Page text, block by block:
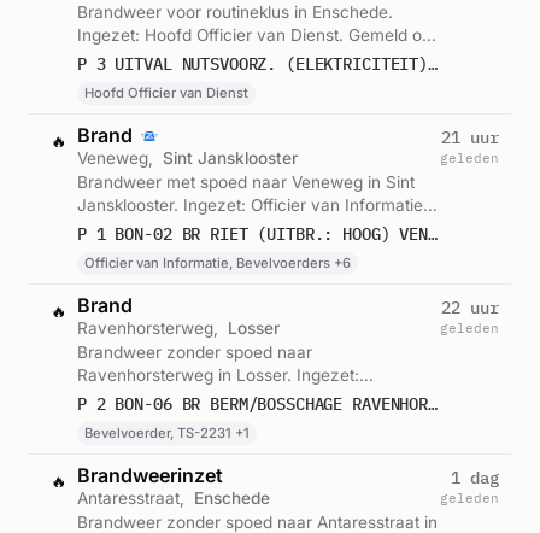
Brandweer voor routineklus in Enschede.
Ingezet: Hoofd Officier van Dienst. Gemeld om
00:02.
P 3 UITVAL NUTSVOORZ. (ELEKTRICITEIT) ENSCHEDE
Hoofd Officier van Dienst
🔥 Brand
Veneweg,
Sint Jansklooster
Brandweer met spoed naar Veneweg in Sint
Jansklooster. Ingezet: Officier van Informatie,
Bevelvoerders, Lichtkrant Kazerne en 5
P 1 BON-02 BR RIET (UITBR.: HOOG) VENEWEG SINT JANSKLOOSTER 049094 041235 041234 059088 059001
Officier van Informatie, Bevelvoerders +6
21 uur
geleden
🔥 Brand
Ravenhorsterweg,
Losser
Brandweer zonder spoed naar
Ravenhorsterweg in Losser. Ingezet:
Bevelvoerder, TS-2231, Besturing Kazerne.
P 2 BON-06 BR BERM/BOSSCHAGE RAVENHORSTERWEG LOSSER 052231
Bevelvoerder, TS-2231 +1
22 uur
geleden
🔥 Brandweerinzet
Antaresstraat,
Enschede
Brandweer zonder spoed naar Antaresstraat in
1 dag
geleden